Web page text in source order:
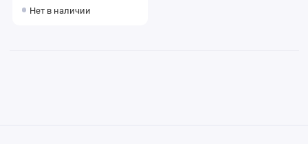
Нет в наличии